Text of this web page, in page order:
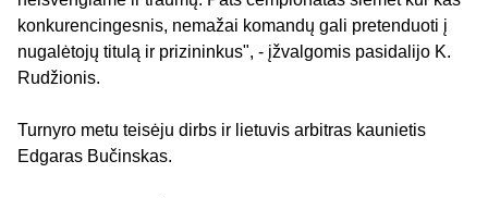
konkurencingesnis, nemažai komandų gali pretenduoti į
nugalėtojų titulą ir prizininkus", - įžvalgomis pasidalijo K.
Rudžionis.
Turnyro metu teisėju dirbs ir lietuvis arbitras kaunietis
Edgaras Bučinskas.